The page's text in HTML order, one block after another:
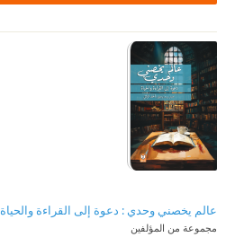
عالم يخصني وحدي : دعوة إلى القراءة والحياة
مجموعة من المؤلفين